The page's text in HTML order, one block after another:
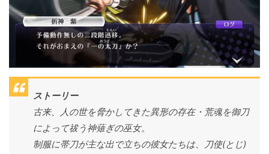
ストーリー
古来、人の世を脅かしてきた異形の存在・荒魂を御刀
によって祓う神薙ぎの巫女。
制服に帯刀が主な出で立ちの彼女たちは、刀使(とじ)